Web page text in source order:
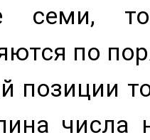
семи,
по
позиции
числа